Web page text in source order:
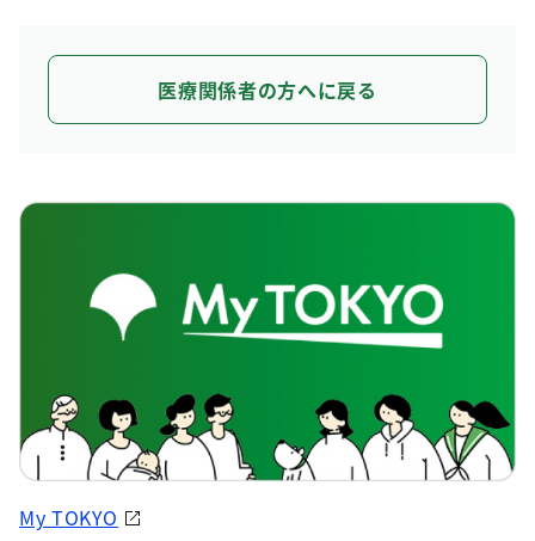
医療関係者の方へに戻る
My TOKYO